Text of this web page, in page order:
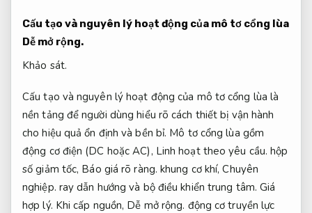
Cấu tạo và nguyên lý hoạt động của mô tơ cổng lùa
Dễ mở rộng.
Khảo sát.
Cấu tạo và nguyên lý hoạt động của mô tơ cổng lùa là
nền tảng để người dùng hiểu rõ cách thiết bị vận hành
cho hiệu quả ổn định và bền bỉ. Mô tơ cổng lùa gồm
động cơ điện (DC hoặc AC), Linh hoạt theo yêu cầu. hộp
số giảm tốc, Báo giá rõ ràng. khung cơ khí,Chuyên
nghiệp. ray dẫn hướng và bộ điều khiển trung tâm.Giá
hợp lý. Khi cấp nguồn, Dễ mở rộng. động cơ truyền lực